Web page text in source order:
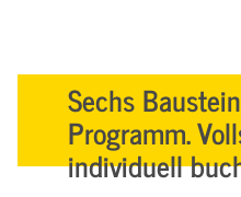
Sechs
Programm.
individuell